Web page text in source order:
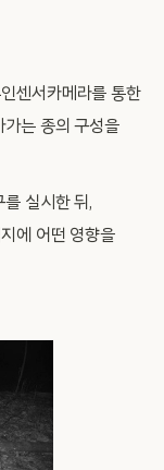
센서카메라를 통한
가는 종의 구성을
실시한 뒤,
에 어떤 영향을